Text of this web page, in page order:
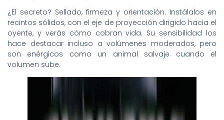
¿El secreto? Sellado, firmeza y orientación. Instálalos en
recintos sólidos, con el eje de proyección dirigido hacia el
oyente, y verás cómo cobran vida. Su sensibilidad los
hace destacar incluso a volúmenes moderados, pero
son enérgicos como un animal salvaje cuando el
volumen sube.